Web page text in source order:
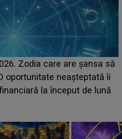
Zodia care are șansa să
oportunitate neașteptată îi
la început de lună